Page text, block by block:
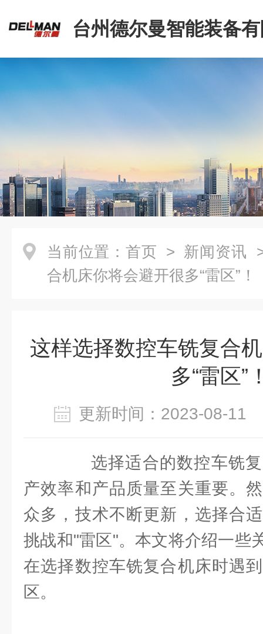
台州德尔曼智能装备
当前位置： 首页 > 新闻资讯
合机床你将会避开很多“雷区”！
这样选择数控车铣复合
多“雷区”
更新时间：2023-08-
选择适合的数控车铣复
产效率和产品质量至关重要。
众多，技术不断更新，选择合
挑战和"雷区"。本文将介绍一些
在选择数控车铣复合机床时遇
区。